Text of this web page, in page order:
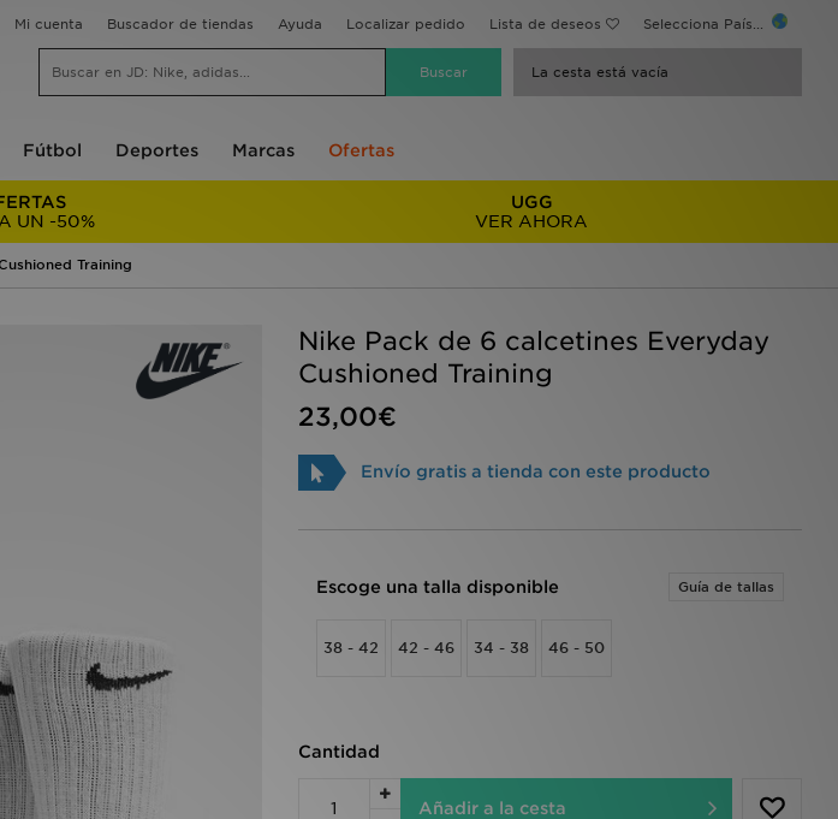
Mi cuenta Buscador de tiendas Ayuda Localizar pedido Lista de deseos Selecciona País...
La cesta está vacía
Fútbol Deportes Marcas Ofertas
UN -50%
UGG
VER AHORA
Training
Nike Pack de 6 calcetines Everyday
Cushioned Training
23,00€
Envío gratis a tienda con este producto
Escoge una talla disponible Guía de tallas
38 - 42 42 - 46 34 - 38 46 - 50
Cantidad
Añadir a la cesta